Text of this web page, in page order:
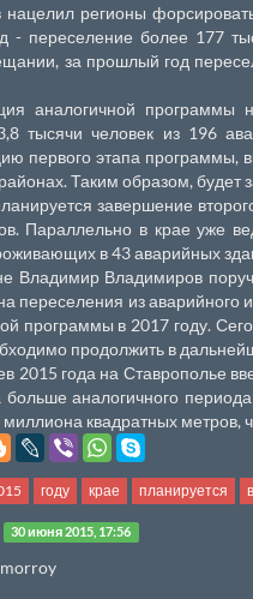
регионы
- переселение более 177
за прошлый год
аналогичной программы
тысячи человек из 196
первого этапа программы,
Таким образом, будет
завершение
Параллельно в крае уже
в 43 аварийных
Владимир Владимиров
переселения из аварийного
программы в 2017 году.
продолжить в
2015 года на Ставрополье
аналогичного
квадратных метров,
году крае планируется
30 июня 2015, 17:56